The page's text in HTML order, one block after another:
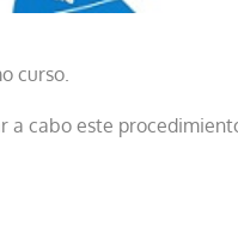
curso.
a cabo este